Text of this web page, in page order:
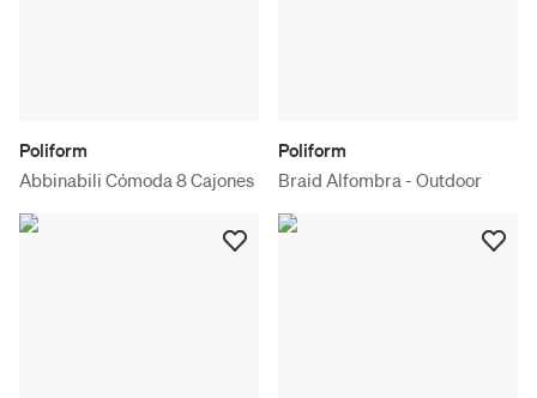
Poliform
Abbinabili Cómoda 8 Cajones
Poliform
Braid Alfombra - Outdoor